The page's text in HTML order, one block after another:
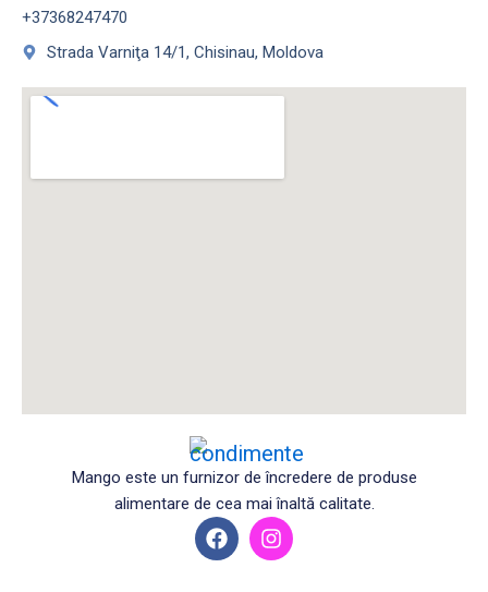
+37368247470
Strada Varniţa 14/1, Chisinau, Moldova
Mango este un furnizor de încredere de produse
alimentare de cea mai înaltă calitate.
F
a
I
n